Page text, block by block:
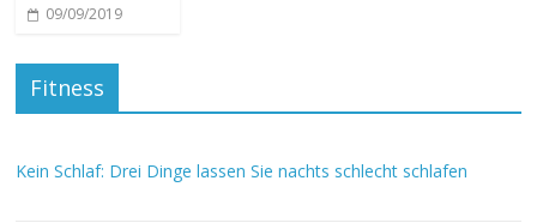
09/09/2019
Fitness
Kein Schlaf: Drei Dinge lassen Sie nachts schlecht schlafen